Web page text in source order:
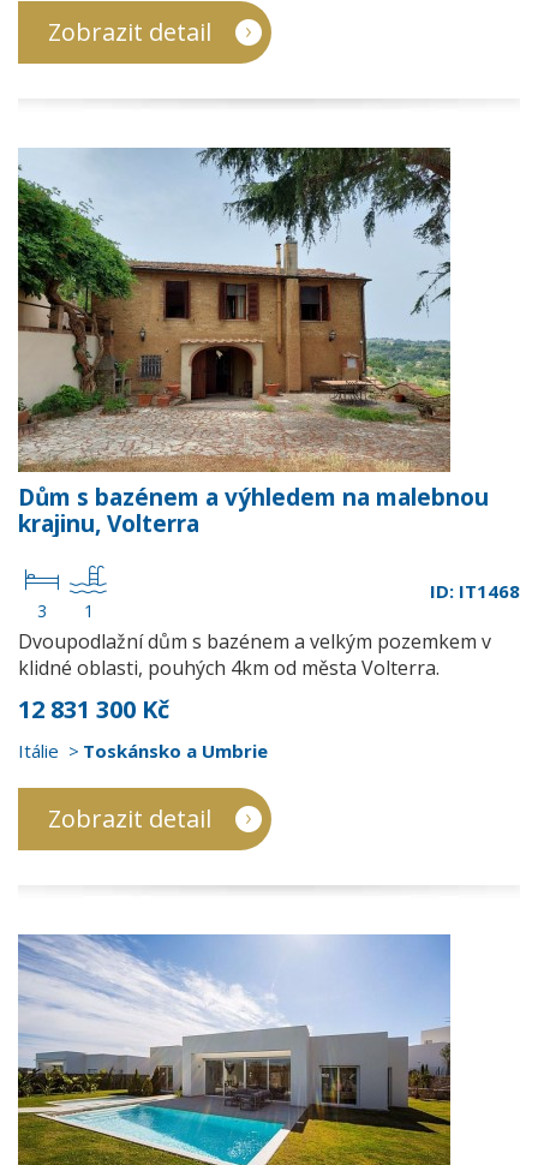
Zobrazit detail
Dům s bazénem a výhledem na malebnou
krajinu, Volterra
3 1
ID: IT1468
Dvoupodlažní dům s bazénem a velkým pozemkem v
klidné oblasti, pouhých 4km od města Volterra.
12 831 300 Kč
Itálie Toskánsko a Umbrie
Zobrazit detail